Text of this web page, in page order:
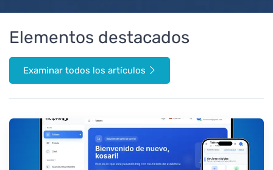
Elementos destacados
Examinar todos los artículos